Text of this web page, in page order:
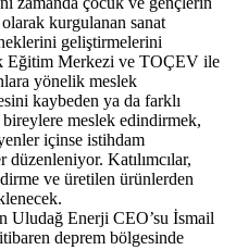
kurgulanan sanat
geliştirmelerini
Eğitim Merkezi ve TOÇEV ile
yönelik meslek
kaybeden ya da farklı
meslek edindirmek,
içinse istihdam
Katılımcılar,
ve üretilen ürünlerden
Uludağ Enerji CEO’su İsmail
deprem bölgesinde